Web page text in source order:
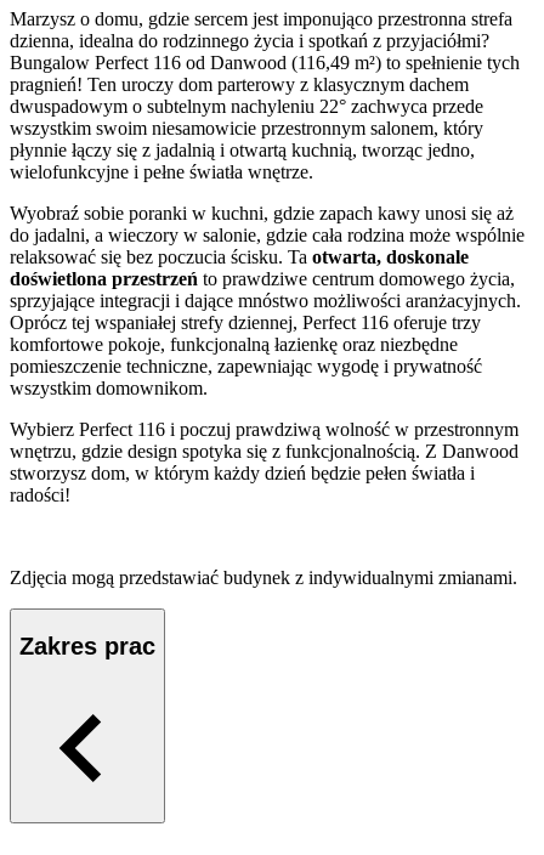
Marzysz o domu, gdzie sercem jest imponująco przestronna strefa
dzienna, idealna do rodzinnego życia i spotkań z przyjaciółmi?
Bungalow Perfect 116 od Danwood (116,49 m²) to spełnienie tych
pragnień! Ten uroczy dom parterowy z klasycznym dachem
dwuspadowym o subtelnym nachyleniu 22° zachwyca przede
wszystkim swoim niesamowicie przestronnym salonem, który
płynnie łączy się z jadalnią i otwartą kuchnią, tworząc jedno,
wielofunkcyjne i pełne światła wnętrze.
Wyobraź sobie poranki w kuchni, gdzie zapach kawy unosi się aż
do jadalni, a wieczory w salonie, gdzie cała rodzina może wspólnie
relaksować się bez poczucia ścisku. Ta otwarta, doskonale
doświetlona przestrzeń to prawdziwe centrum domowego życia,
sprzyjające integracji i dające mnóstwo możliwości aranżacyjnych.
Oprócz tej wspaniałej strefy dziennej, Perfect 116 oferuje trzy
komfortowe pokoje, funkcjonalną łazienkę oraz niezbędne
pomieszczenie techniczne, zapewniając wygodę i prywatność
wszystkim domownikom.
Wybierz Perfect 116 i poczuj prawdziwą wolność w przestronnym
wnętrzu, gdzie design spotyka się z funkcjonalnością. Z Danwood
stworzysz dom, w którym każdy dzień będzie pełen światła i
radości!
Zdjęcia mogą przedstawiać budynek z indywidualnymi zmianami.
Zakres prac